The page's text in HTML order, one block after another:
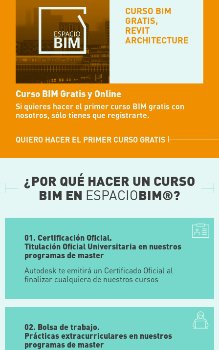
CURSO BIM
GRATIS,
REVIT
ARCHITECTURE
Curso BIM Gratis y Online
Si quieres hacer el primer curso BIM gratis con
nosotros, sólo tienes que registrarte.
QUIERO HACER EL PRIMER CURSO GRATIS
¿POR QUÉ HACER UN CURSO
BIM EN ESPACIOBIM®?
01. Certificación Oficial.
Titulación Oficial Universitaria en nuestros
programas de master
Autodesk te emitirá un Certificado Oficial al
finalizar cualquiera de nuestros cursos
02. Bolsa de trabajo.
Prácticas extracurriculares en nuestros
programas de master